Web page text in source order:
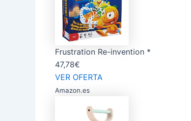
Frustration Re-invention *
47,78€
VER OFERTA
Amazon.es